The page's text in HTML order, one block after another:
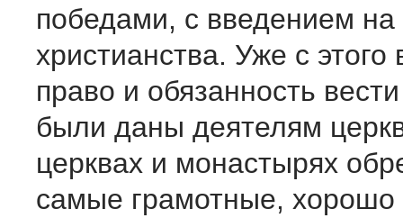
победами, с введением на
христианства. Уже с этого
право и обязанность
были даны деятелям
церквах и монастырях
самые грамотные, хорошо